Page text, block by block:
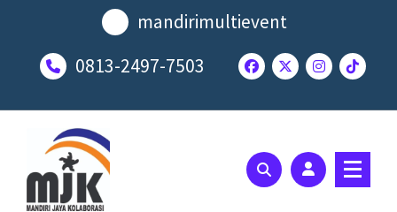
mandirimultievent
0813-2497-7503